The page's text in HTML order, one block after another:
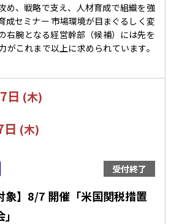
め、戦略で支え、人材育成で組織を強
成セミナー 市場環境が目まぐるしく変
右腕となる経営幹部（候補）には先を
がこれまで以上に求められています。
日 (木)
(木)
受付終了
象】8/7 開催「米国関税措置